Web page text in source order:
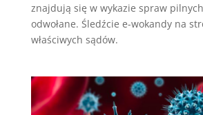
znajdują się w wykazie spraw
odwołane. Śledźcie e-wokandy na
właściwych sądów.